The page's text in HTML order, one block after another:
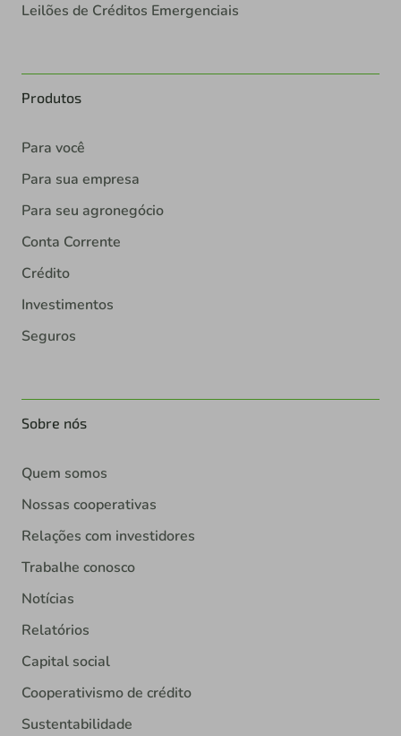
Leilões de Créditos Emergenciais
Produtos
Para você
Para sua empresa
Para seu agronegócio
Conta Corrente
Crédito
Investimentos
Seguros
Sobre nós
Quem somos
Nossas cooperativas
Relações com investidores
Trabalhe conosco
Notícias
Relatórios
Capital social
Cooperativismo de crédito
Sustentabilidade